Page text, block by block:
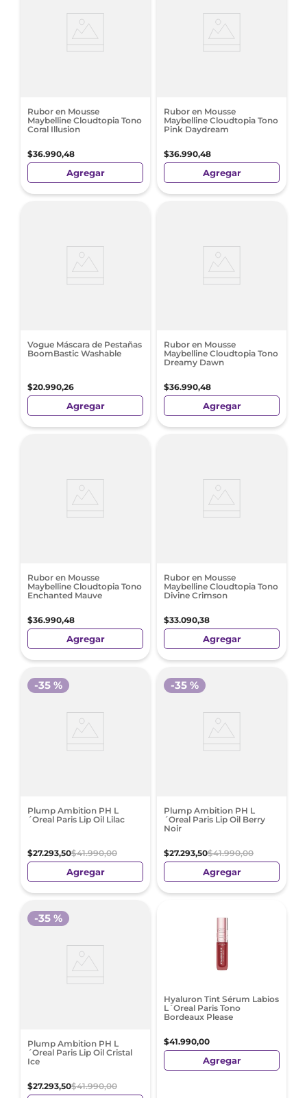
Rubor en Mousse
Maybelline Cloudtopia Tono
Coral Illusion
$36.990,48
Agregar
Rubor en Mousse
Maybelline Cloudtopia Tono
Pink Daydream
$36.990,48
Agregar
Vogue Máscara de Pestañas
BoomBastic Washable
$20.990,26
Agregar
Rubor en Mousse
Maybelline Cloudtopia Tono
Dreamy Dawn
$36.990,48
Agregar
Rubor en Mousse
Maybelline Cloudtopia Tono
Enchanted Mauve
$36.990,48
Agregar
Rubor en Mousse
Maybelline Cloudtopia Tono
Divine Crimson
$33.090,38
Agregar
Plump Ambition PH L
´Oreal Paris Lip Oil Lilac
$27.293,50$41.990,00
-35 %
Agregar
Plump Ambition PH L
´Oreal Paris Lip Oil Berry
Noir
$27.293,50$41.990,00
-35 %
Agregar
Plump Ambition PH L
´Oreal Paris Lip Oil Cristal
Ice
$27.293,50$41.990,00
-35 %
Hyaluron Tint Sérum Labios
L´Oreal Paris Tono
Bordeaux Please
$41.990,00
Agregar